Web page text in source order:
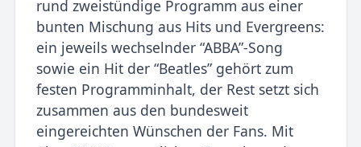
rund zweistündige Programm aus einer
bunten Mischung aus Hits und Evergreens:
ein jeweils wechselnder “ABBA”-Song
sowie ein Hit der “Beatles” gehört zum
festen Programminhalt, der Rest setzt sich
zusammen aus den bundesweit
eingereichten Wünschen der Fans. Mit